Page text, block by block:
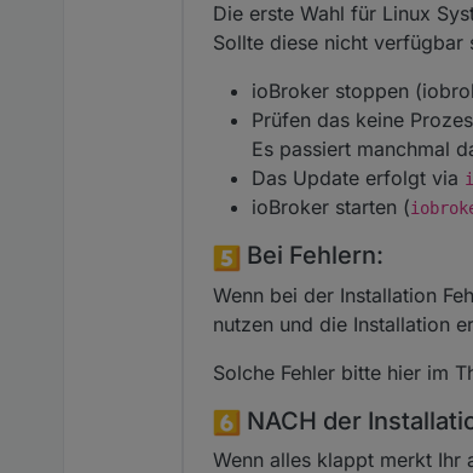
Die erste Wahl für Linux
Sollte diese nicht verfügbar
ioBroker stoppen
Prüfen das keine
Es passiert manchmal
Das Update erfolgt via
ioBroker starten (
Bei Fehlern:
Wenn bei der Installation
nutzen und die Installation
Solche Fehler bitte hier im
NACH der
Wenn alles klappt merkt Ihr